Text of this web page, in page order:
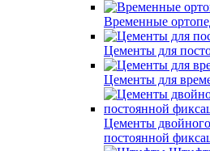
Временные
Цементы для
Цементы для
Цементы
постоянной